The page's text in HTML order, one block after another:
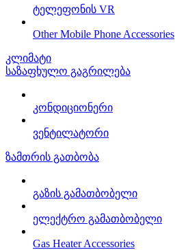
ტელეფონის VR
Other Mobile Phone Accessories
კლიმატი
საზაფხულო გაგრილება
კონდიციონერი
ვენტილატორი
ზამთრის გათბობა
გაზის გამათბობელი
ელექტრო გამათბობელი
Gas Heater Accessories